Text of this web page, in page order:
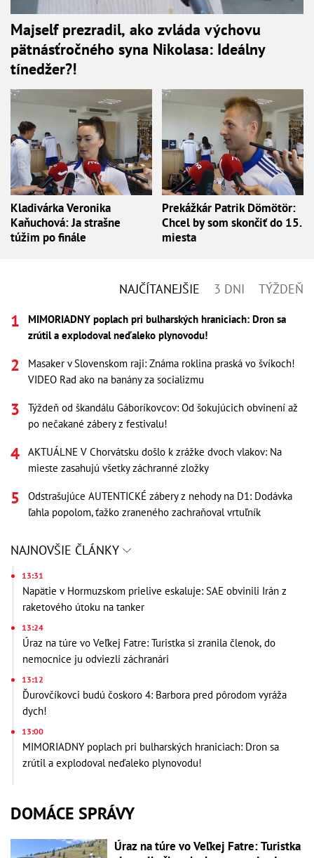
Majself prezradil, ako zvláda výchovu
pätnásťročného syna Nikolasa: Ideálny
tínedžer?!
Kladivárka Veronika
Kaňuchová: Ja strašne
túžim po finále
Prekážkár Patrik Dömötör:
Chcel by som skončiť do 15.
miesta
NAJČÍTANEJŠIE 3 DNI TÝŽDEŇ
MIMORIADNY poplach pri bulharských hraniciach: Dron sa
zrútil a explodoval neďaleko plynovodu!
Masaker v Slovenskom raji: Známa roklina praská vo švíkoch!
VIDEO Rad ako na banány za socializmu
Týždeň od škandálu Gáboríkovcov: Od šokujúcich obvinení až
po nečakané zábery z festivalu!
AKTUÁLNE V Chorvátsku došlo k zrážke dvoch vlakov: Na
mieste zasahujú všetky záchranné zložky
Odstrašujúce AUTENTICKÉ zábery z nehody na D1: Dodávka
ľahla popolom, ťažko zraneného zachraňoval vrtuľník
NAJNOVŠIE ČLÁNKY
13:31
Napätie v Hormuzskom prielive eskaluje: SAE obvinili Irán z
raketového útoku na tanker
13:24
Úraz na túre vo Veľkej Fatre: Turistka si zranila členok, do
nemocnice ju odviezli záchranári
13:12
Ďurovčíkovci budú čoskoro 4: Barbora pred pôrodom vyráža
dych!
13:00
MIMORIADNY poplach pri bulharských hraniciach: Dron sa
zrútil a explodoval neďaleko plynovodu!
DOMÁCE SPRÁVY
Úraz na túre vo Veľkej Fatre: Turistka